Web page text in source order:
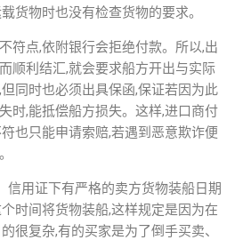
货物时也没有检查货物的要求。
符点,依附银行会拒绝付款。所以,出
顺利结汇,就会要求船方开出与实际
同时也必须出具保函,保证若因为此
时,能抵偿船方损失。这样,进口商付
也只能申请索赔,若遇到恶意欺诈便
信用证下有严格的卖方货物装船日期
时间将货物装船,这样规定是因为在
很复杂,有的买家是为了倒手买卖、